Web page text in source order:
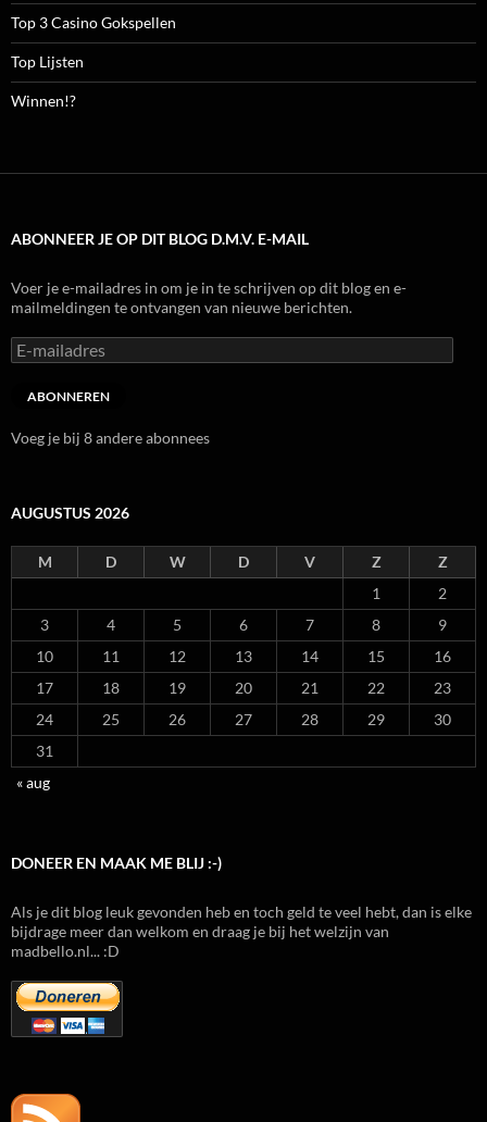
Top 3 Casino Gokspellen
Top Lijsten
Winnen!?
ABONNEER JE OP DIT BLOG D.M.V. E-MAIL
Voer je e-mailadres in om je in te schrijven op dit blog en e-
mailmeldingen te ontvangen van nieuwe berichten.
E-
mailadres
ABONNEREN
Voeg je bij 8 andere abonnees
AUGUSTUS 2026
M D W D V Z
Z
1
2
3
4 5 6 7 8
9
10
11 12 13 14 15
16
17
18 19 20 21 22
23
24
25 26 27 28 29
30
31
« aug
DONEER EN MAAK ME BLIJ :-)
Als je dit blog leuk gevonden heb en toch geld te veel hebt, dan is elke
bijdrage meer dan welkom en draag je bij het welzijn van
madbello.nl... :D